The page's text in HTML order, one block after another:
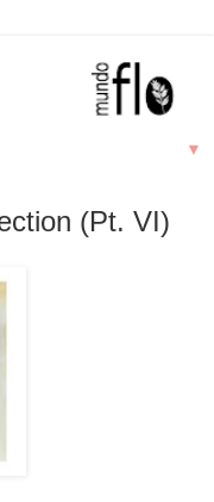
▼
(Pt. VI)